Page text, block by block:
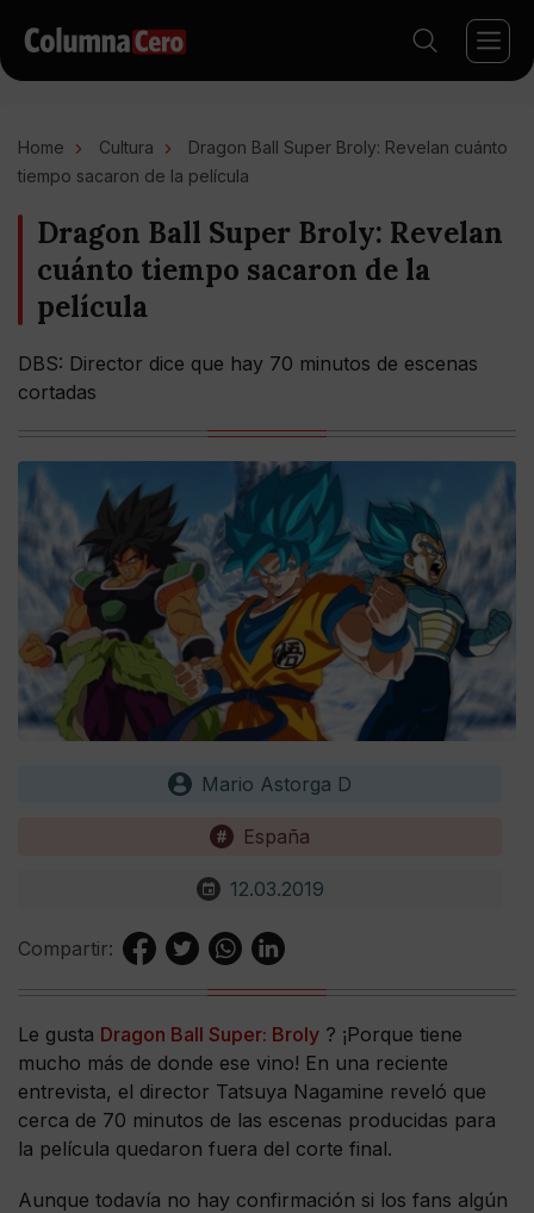
Home Cultura
Dragon Ball Super Broly: Revelan cuánto
tiempo sacaron de la película
Dragon Ball Super Broly: Revelan
cuánto tiempo sacaron de la
película
DBS: Director dice que hay 70 minutos de escenas
cortadas
Mario Astorga D
España
12.03.2019
Compartir:
Le gusta Dragon Ball Super: Broly ? ¡Porque tiene
mucho más de donde ese vino! En una reciente
entrevista, el director Tatsuya Nagamine reveló que
cerca de 70 minutos de las escenas producidas para
la película quedaron fuera del corte final.
Aunque todavía no hay confirmación si los fans algún